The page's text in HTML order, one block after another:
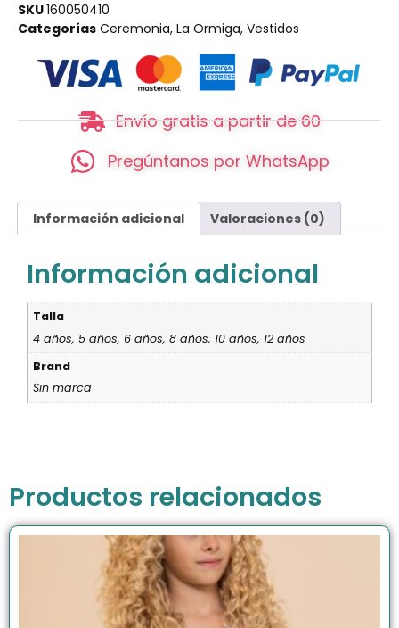
SKU160050410
Categorías Ceremonia, La Ormiga, Vestidos
Envío gratis a partir de 60
Pregúntanos por WhatsApp
Información adicional Valoraciones (0)
Información adicional
Talla
4 años, 5 años, 6 años, 8 años, 10 años, 12 años
Brand
Sin marca
Productos relacionados